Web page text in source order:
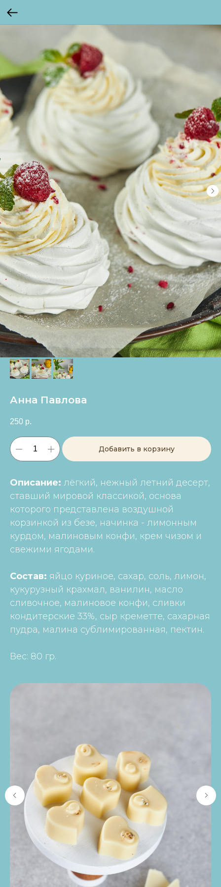
Анна Павлова
250 р.
Добавить в корзину
Описание: лёгкий, нежный летний десерт,
ставший мировой классикой, основа
которого представлена воздушной
корзинкой из безе, начинка - лимонным
курдом, малиновым конфи, крем чизом и
свежими ягодами.
Состав: яйцо куриное, сахар, соль, лимон,
кукурузный крахмал, ванилин, масло
сливочное, малиновое конфи, сливки
кондитерские 33%, сыр креметте, сахарная
пудра, малина сублимированная, пектин.
Вес: 80 гр.